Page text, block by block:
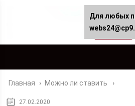
Главная › Можно ли ставить
27.02.2020
Для любых